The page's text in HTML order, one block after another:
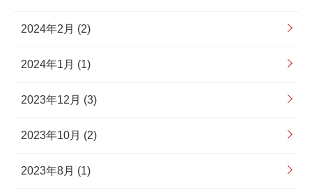
2024年2月 (2)
2024年1月 (1)
2023年12月 (3)
2023年10月 (2)
2023年8月 (1)